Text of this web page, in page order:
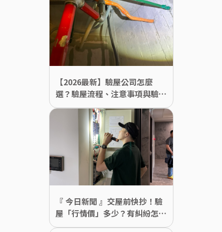
【2026最新】驗屋公司怎麼
選？驗屋流程、注意事項與驗屋
清單一次看
『 今日新聞 』交屋前快抄！驗
屋「行情價」多少？有糾紛怎麼
辦 廠商不藏全說了